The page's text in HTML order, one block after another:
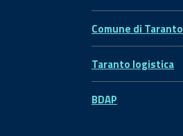
Comune di Taranto
Taranto logistica
BDAP